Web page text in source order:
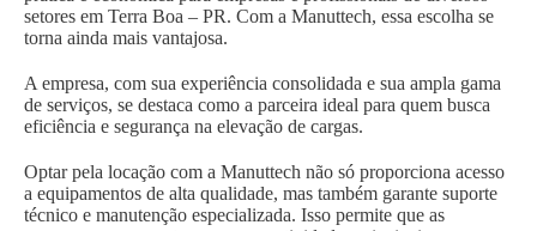
setores em Terra Boa – PR. Com a Manuttech, essa escolha se
torna ainda mais vantajosa.
A empresa, com sua experiência consolidada e sua ampla gama
de serviços, se destaca como a parceira ideal para quem busca
eficiência e segurança na elevação de cargas.
Optar pela locação com a Manuttech não só proporciona acesso
a equipamentos de alta qualidade, mas também garante suporte
técnico e manutenção especializada. Isso permite que as